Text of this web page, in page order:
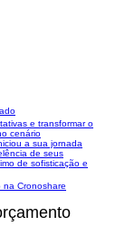
e transformar o
cenário
a sua jornada
de seus
de sofisticação e
na Cronoshare